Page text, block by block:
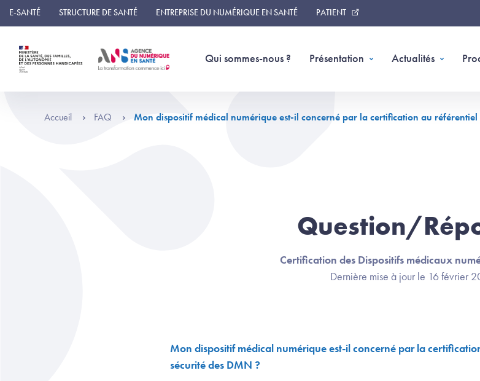
Panneau de gestion des cookies
E-SANTÉ STRUCTURE DE SANTÉ ENTREPRISE DU NUMÉRIQUE EN SANTÉ PATIENT
Qui sommes-nous ? Présentation Actualités
Accueil FAQ Mon dispositif médical numérique est-il concerné par la certification au
Question/
Certification des Dispositifs médicaux
Dernière mise à jour le 16 février
Mon dispositif médical numérique est-il concerné par la
sécurité des DMN ?